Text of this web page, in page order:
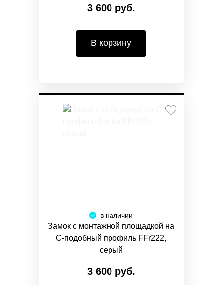
3 600 руб.
В корзину
в наличии
Замок с монтажной площадкой на
С-подобный профиль FFr222,
серый
3 600 руб.